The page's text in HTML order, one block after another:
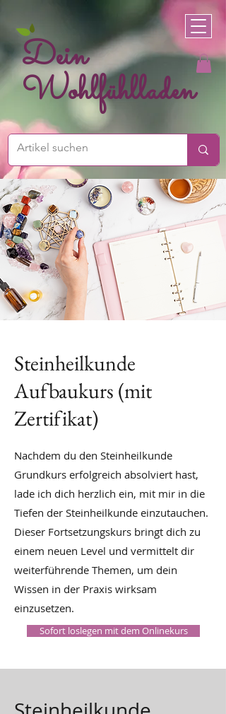
Dein
Wohlfühlladen
Steinheilkunde
Aufbaukurs (mit
Zertifikat)
Nachdem du den Steinheilkunde
Grundkurs erfolgreich absolviert hast,
lade ich dich herzlich ein, mit mir in die
Tiefen der Steinheilkunde einzutauchen.
Dieser Fortsetzungskurs bringt dich zu
einem neuen Level und vermittelt dir
weiterführende Themen, um dein
Wissen in der Praxis wirksam
einzusetzen.
Sofort loslegen mit dem Onlinekurs